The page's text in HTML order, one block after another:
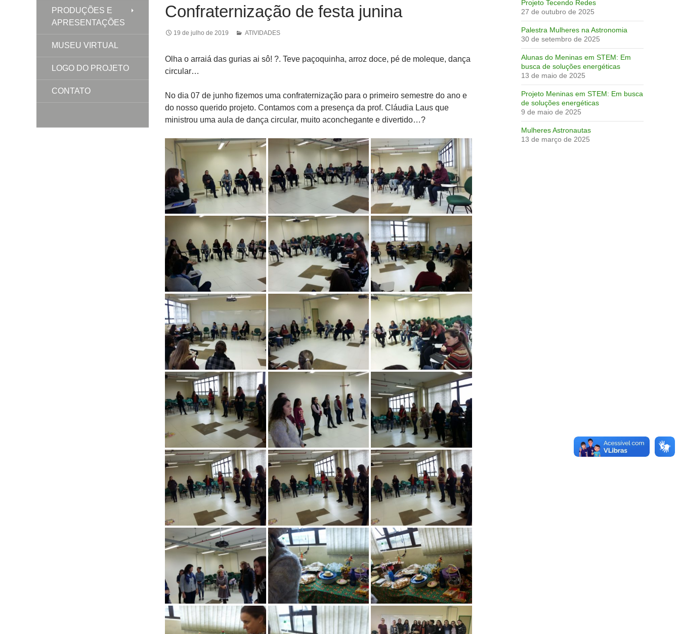
Confraternização de festa junina
19 de julho de 2019 ATIVIDADES
Olha o arraiá das gurias ai sô! ?. Teve paçoquinha, arroz doce, pé de moleque, dança
circular…
No dia 07 de junho fizemos uma confraternização para o primeiro semestre do ano e
do nosso querido projeto. Contamos com a presença da prof. Cláudia Laus que
ministrou uma aula de dança circular, muito aconchegante e divertido…?
Projeto Tecendo Redes
27 de outubro de 2025
Palestra Mulheres na Astronomia
30 de setembro de 2025
Alunas do Meninas em STEM: Em
busca de soluções energéticas
13 de maio de 2025
Projeto Meninas em STEM: Em busca
de soluções energéticas
9 de maio de 2025
Mulheres Astronautas
13 de março de 2025
PRODUÇÕES E
APRESENTAÇÕES
MUSEU VIRTUAL
LOGO DO PROJETO
CONTATO